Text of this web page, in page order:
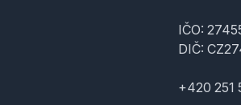
IČO:
DIČ:
+420 251